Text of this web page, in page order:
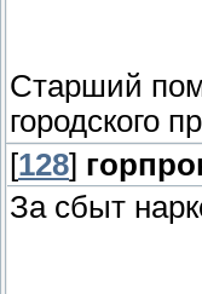
Старший
городского
[128]
За сбыт